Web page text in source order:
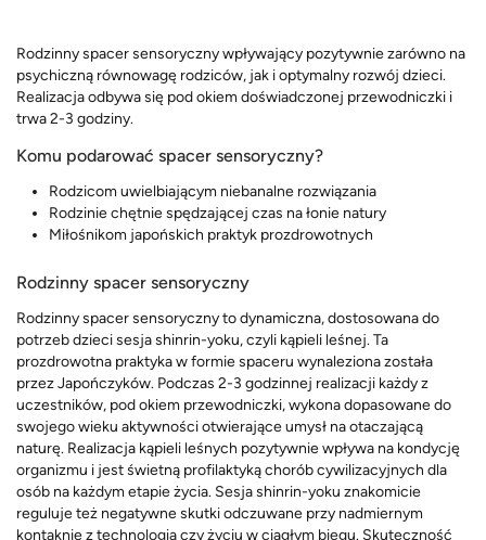
Rodzinny spacer sensoryczny wpływający pozytywnie zarówno na
psychiczną równowagę rodziców, jak i optymalny rozwój dzieci.
Realizacja odbywa się pod okiem doświadczonej przewodniczki i
trwa 2-3 godziny.
Komu podarować spacer sensoryczny?
Rodzicom uwielbiającym niebanalne rozwiązania
Rodzinie chętnie spędzającej czas na łonie natury
Miłośnikom japońskich praktyk prozdrowotnych
Rodzinny spacer sensoryczny
Rodzinny spacer sensoryczny to dynamiczna, dostosowana do
potrzeb dzieci sesja shinrin-yoku, czyli kąpieli leśnej. Ta
prozdrowotna praktyka w formie spaceru wynaleziona została
przez Japończyków. Podczas 2-3 godzinnej realizacji każdy z
uczestników, pod okiem przewodniczki, wykona dopasowane do
swojego wieku aktywności otwierające umysł na otaczającą
naturę. Realizacja kąpieli leśnych pozytywnie wpływa na kondycję
organizmu i jest świetną profilaktyką chorób cywilizacyjnych dla
osób na każdym etapie życia. Sesja shinrin-yoku znakomicie
reguluje też negatywne skutki odczuwane przy nadmiernym
kontaknie z technologią czy życiu w ciągłym biegu. Skuteczność